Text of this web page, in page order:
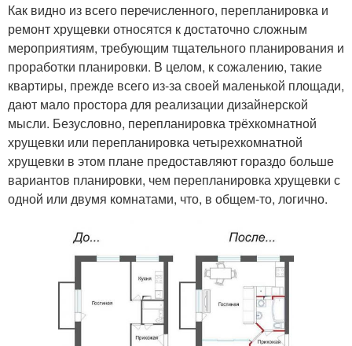
Как видно из всего перечисленного, перепланировка и
ремонт хрущевки относятся к достаточно сложным
мероприятиям, требующим тщательного планирования и
проработки планировки. В целом, к сожалению, такие
квартиры, прежде всего из-за своей маленькой площади,
дают мало простора для реализации дизайнерской
мысли. Безусловно, перепланировка трёхкомнатной
хрущевки или перепланировка четырехкомнатной
хрущевки в этом плане предоставляют гораздо больше
вариантов планировки, чем перепланировка хрущевки с
одной или двумя комнатами, что, в общем-то, логично.